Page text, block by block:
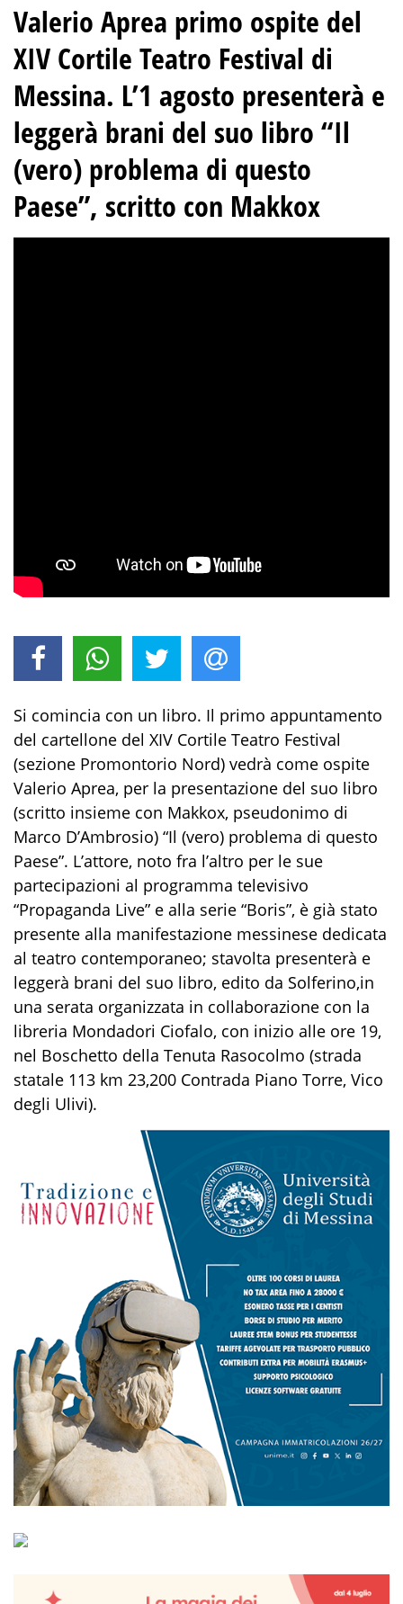
Valerio Aprea primo ospite del
XIV Cortile Teatro Festival di
Messina. L’1 agosto presenterà e
leggerà brani del suo libro “Il
(vero) problema di questo
Paese”, scritto con Makkox
Si comincia con un libro. Il primo appuntamento
del cartellone del XIV Cortile Teatro Festival
(sezione Promontorio Nord) vedrà come ospite
Valerio Aprea, per la presentazione del suo libro
(scritto insieme con Makkox, pseudonimo di
Marco D’Ambrosio) “Il (vero) problema di questo
Paese”. L’attore, noto fra l’altro per le sue
partecipazioni al programma televisivo
“Propaganda Live” e alla serie “Boris”, è già stato
presente alla manifestazione messinese dedicata
al teatro contemporaneo; stavolta presenterà e
leggerà brani del suo libro, edito da Solferino,in
una serata organizzata in collaborazione con la
libreria Mondadori Ciofalo, con inizio alle ore 19,
nel Boschetto della Tenuta Rasocolmo (strada
statale 113 km 23,200 Contrada Piano Torre, Vico
degli Ulivi).